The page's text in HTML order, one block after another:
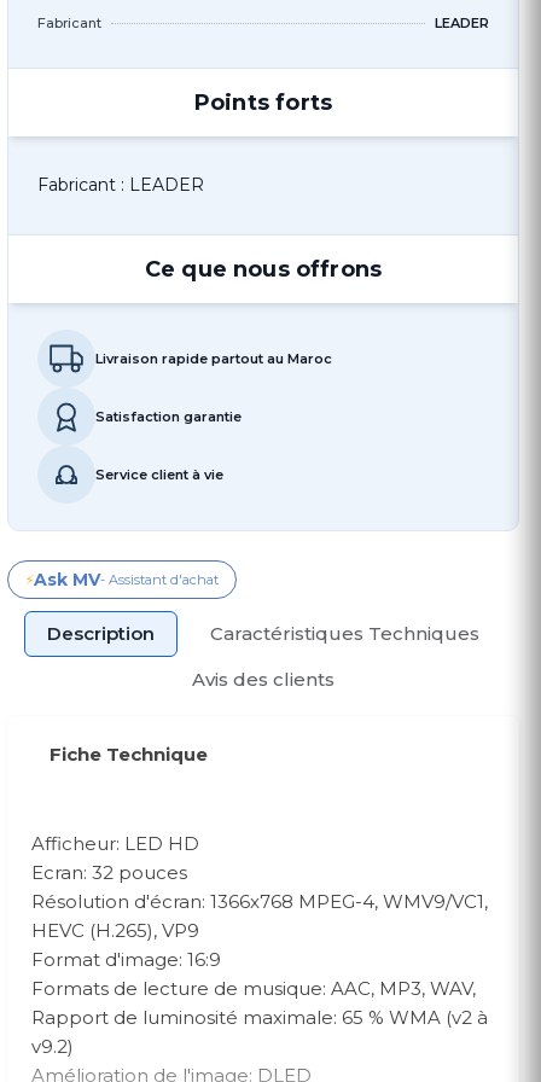
Fabricant LEADER
Points forts
Fabricant : LEADER
Ce que nous offrons
Livraison rapide partout au Maroc
Satisfaction garantie
Service client à vie
⚡Ask MV- Assistant d'achat
Description
Caractéristiques Techniques
Avis des clients
Fiche Technique
Afficheur: LED HD
Ecran: 32 pouces
Résolution d'écran: 1366x768 MPEG-4, WMV9/VC1,
HEVC (H.265), VP9
Format d'image: 16:9
Formats de lecture de musique: AAC, MP3, WAV,
Rapport de luminosité maximale: 65 % WMA (v2 à
v9.2)
Amélioration de l'image: DLED